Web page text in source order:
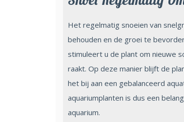
Het regelmatig snoeien van
behouden en de groei te
stimuleert u de plant om nieuwe
raakt. Op deze manier blijft de
het bij aan een gebalanceerd
aquariumplanten is dus een
aquarium.